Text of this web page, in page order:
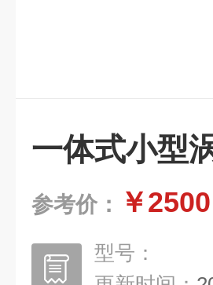
一体式小型
参考价： ￥2500
型号：